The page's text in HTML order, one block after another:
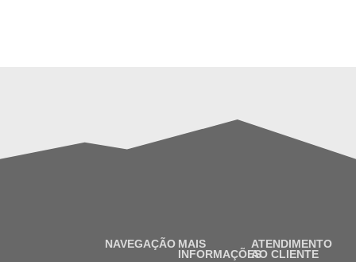
NAVEGAÇÃO MAIS
INFORMAÇÕES
ATENDIMENTO
AO CLIENTE